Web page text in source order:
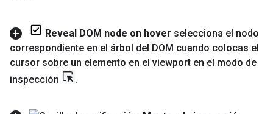
Reveal DOM node on hover selecciona el nodo
correspondiente en el árbol del DOM cuando colocas el
cursor sobre un elemento en el viewport en el modo de
inspección
.